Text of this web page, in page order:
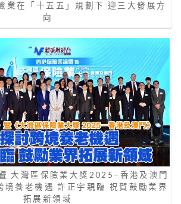
業在「十五五」規劃下 迎三大發展方
向
大灣區保險業大獎2025–香港及澳門
境養老機遇 許正宇親臨 祝賀鼓勵業界
拓展新領域